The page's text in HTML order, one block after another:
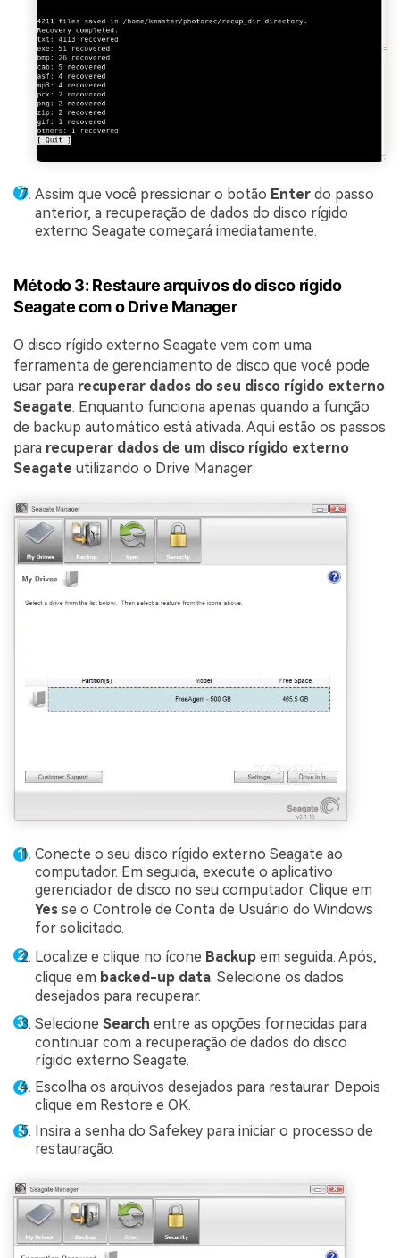
Assim que você pressionar o botão Enter do passo
anterior, a recuperação de dados do disco rígido
externo Seagate começará imediatamente.
Método 3: Restaure arquivos do disco rígido
Seagate com o Drive Manager
O disco rígido externo Seagate vem com uma
ferramenta de gerenciamento de disco que você pode
usar para recuperar dados do seu disco rígido externo
Seagate. Enquanto funciona apenas quando a função
de backup automático está ativada. Aqui estão os passos
para recuperar dados de um disco rígido externo
Seagate utilizando o Drive Manager:
Conecte o seu disco rígido externo Seagate ao
computador. Em seguida, execute o aplicativo
gerenciador de disco no seu computador. Clique em
Yes se o Controle de Conta de Usuário do Windows
for solicitado.
Localize e clique no ícone Backup em seguida. Após,
clique em backed-up data. Selecione os dados
desejados para recuperar.
Selecione Search entre as opções fornecidas para
continuar com a recuperação de dados do disco
rígido externo Seagate.
Escolha os arquivos desejados para restaurar. Depois
clique em Restore e OK.
Insira a senha do Safekey para iniciar o processo de
restauração.